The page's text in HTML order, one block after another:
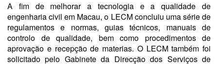
A fim de melhorar a tecnologia e a qualidade de
engenharia civil em Macau, o LECM concluiu uma série de
regulamentos e normas, guias técnicos, manuais de
controlo de qualidade, bem como procedimentos de
aprovação e recepção de materias. O LECM também foi
solicitado pelo Gabinete da Direcção dos Serviços de